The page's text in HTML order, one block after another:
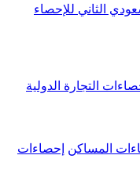
الثاني للإحصاء
التجارة الدولية
المساكن إحصاءات